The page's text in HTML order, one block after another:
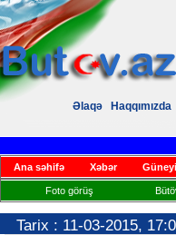
Əlaqə Haqqımızda
Ana səhifə Xəbər
Foto görüş
Tarix : 11-03-2015,